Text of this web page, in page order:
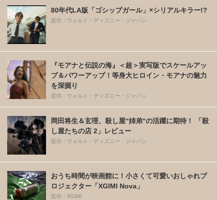
80年代LA版「ゴシップガール」×シリアルキラー!?
提供：ウォルト・ディズニー・ジャパン
『モアナと伝説の海』＜超＞実写版でスケールアッ
プ＆パワーアップ！等身大ヒロイン・モアナの魅力
を深掘り
提供：ウォルト・ディズニー・ジャパン
岡田将生＆玄理、殺し屋“姉弟“の活躍に期待！ 「殺
し屋たちの店 2」レビュー
提供：ウォルト・ディズニー・ジャパン
おうち時間が映画館に！小さくて可愛いおしゃれプ
ロジェクター「XGIMI Nova」
提供：XGIMI